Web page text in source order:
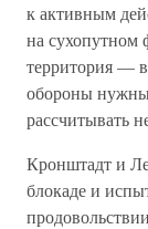
к активным
на сухопутном
территория —
обороны
рассчитывать
Кронштадт и
блокаде и